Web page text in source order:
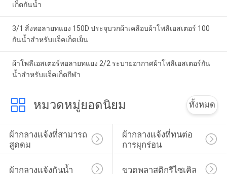
เก็ตกันน้ำ
3/1 สิ่งทอลายทแยง 150D ประจุบวกผ้าเคลือบผ้าโพลีเอสเตอร์ 100
กันน้ำสำหรับแจ็คเก็ตเย็น
ผ้าโพลีเอสเตอร์ทอลายทแยง 2/2 ระบายอากาศผ้าโพลีเอสเตอร์กัน
น้ำสำหรับแจ็คเก็ตกีฬา
หมวดหมู่ยอดนิยม ทั้งหมด
ผ้ากลางแจ้งที่สามารถ
สูดดม
ผ้ากลางแจ้งที่ทนต่อ
การผุกร่อน
ผ้ากลางแจ้งกันน้ำ ขวดพลาสติกรีไซเคิล